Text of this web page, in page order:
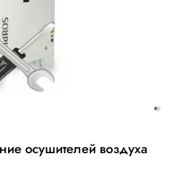
осушителей воздуха